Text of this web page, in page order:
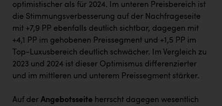
optimistischer als für 2024. Im unteren Preisbereich ist
die Stimmungsverbesserung auf der Nachfrageseite
mit +7,9 PP ebenfalls deutlich sichtbar, dagegen mit
+4,1 PP im gehobenen Preissegment und +1,5 PP im
Top-Luxusbereich deutlich schwächer. Im Vergleich zu
2023 und 2024 ist dieser Optimismus differenzierter
und im mittleren und unterem Preissegment stärker.
Auf der Angebotsseite herrscht dagegen wesentlich